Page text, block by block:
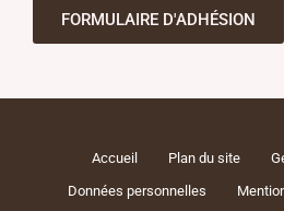
FORMULAIRE D'ADHÉSION
Accueil Plan du site
Données personnelles